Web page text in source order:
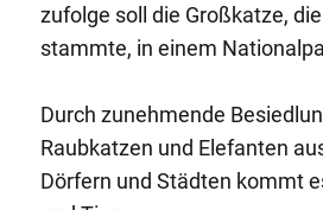
zufolge soll die Großkatze,
stammte, in einem
Durch zunehmende
Raubkatzen und Elefanten
Dörfern und Städten kommt